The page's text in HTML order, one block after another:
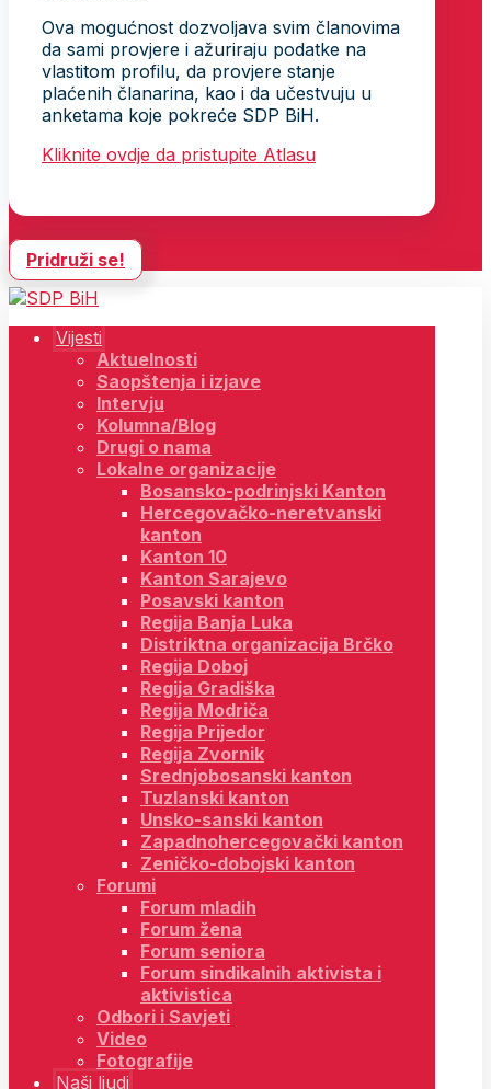
Ova mogućnost dozvoljava svim članovima
da sami provjere i ažuriraju podatke na
vlastitom profilu, da provjere stanje
plaćenih članarina, kao i da učestvuju u
anketama koje pokreće SDP BiH.
Kliknite ovdje da pristupite Atlasu
Pridruži se!
Vijesti
Aktuelnosti
Saopštenja i izjave
Intervju
Kolumna/Blog
Drugi o nama
Lokalne organizacije
Bosansko-podrinjski Kanton
Hercegovačko-neretvanski
kanton
Kanton 10
Kanton Sarajevo
Posavski kanton
Regija Banja Luka
Distriktna organizacija Brčko
Regija Doboj
Regija Gradiška
Regija Modriča
Regija Prijedor
Regija Zvornik
Srednjobosanski kanton
Tuzlanski kanton
Unsko-sanski kanton
Zapadnohercegovački kanton
Zeničko-dobojski kanton
Forumi
Forum mladih
Forum žena
Forum seniora
Forum sindikalnih aktivista i
aktivistica
Odbori i Savjeti
Video
Fotografije
Naši ljudi